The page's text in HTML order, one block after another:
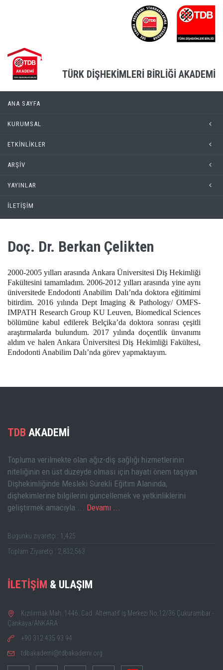
TÜRK DİŞHEKİMLERİ BİRLİĞİ AKADEMİ
ANA SAYFA
KURUMSAL
ETKİNLİKLER
ARŞİV
YAYINLAR
İLETİŞİM
Doç. Dr. Berkan Çelikten
2000-2005 yılları arasında Ankara Üniversitesi Diş Hekimliği
Fakültesini tamamladım. 2006-2012 yılları arasında yine aynı
üniversitede Endodonti Anabilim Dalı’nda doktora eğitimimi
bitirdim. 2016 yılında Dept Imaging & Pathology/ OMFS-
IMPATH Research Group KU Leuven, Biomedical Sciences
bölümüne kabul edilerek Belçika’da doktora sonrası çeşitli
araştırmalarda bulundum. 2017 yılında doçentlik ünvanımı
aldım ve halen Ankara Üniversitesi Diş Hekimliği Fakültesi,
Endodonti Anabilim Dalı’nda görev yapmaktayım.
TDB AKADEMİ
Topluma verilmekte olan ağız-diş sağlığı hizmetlerinin
niteliğinin en üst düzeyde olması için hayati önem taşıyan
Dişhekimliğinde Mesleki Sürekli Eğitim Alanında,
dişhekimlerine bilgilerini güncellemek ve yetkinliklerini
geliştirmek amacıyla ... Devamı ...
Bugünkü ziyaretçi : 1,425
Toplam Ziyaretçi : 2,832,563
İLETİŞİM & ULAŞIM
Kızılırmak Mah. 1446. Cad. Alternatif İş Merkezi No:12/36 Çukurambar -
Çankaya/ANKARA
+90 312 435 93 94
tdbakademi@tdbakademi.org